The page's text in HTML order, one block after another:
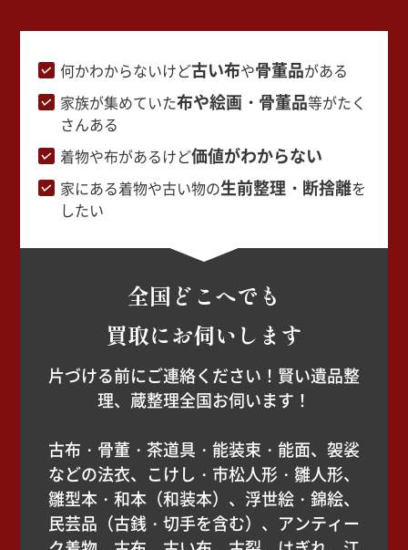
何かわからないけど古い布や骨董品がある
家族が集めていた布や絵画・骨董品等がたく
さんある
着物や布があるけど価値がわからない
家にある着物や古い物の生前整理・断捨離を
したい
全国どこへでも
買取にお伺いします
片づける前にご連絡ください！賢い遺品整
理、蔵整理全国お伺います！
古布・骨董・茶道具・能装束・能面、袈裟
などの法衣、こけし・市松人形・雛人形、
雛型本・和本（和装本）、浮世絵・錦絵、
民芸品（古銭・切手を含む）、アンティー